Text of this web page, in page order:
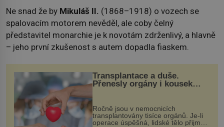
Ne snad že by Mikuláš II. (1868–1918) o vozech se
spalovacím motorem nevěděl, ale coby čelný
představitel monarchie je k novotám zdrženlivý, a hlavně
– jeho první zkušenost s autem dopadla fiaskem.
Transplantace a duše.
Přenesly orgány i kousek
Ročně jsou v nemocnicích
transplantovány tisíce orgánů. Je-li
operace úspěšná, lidské tělo přijme